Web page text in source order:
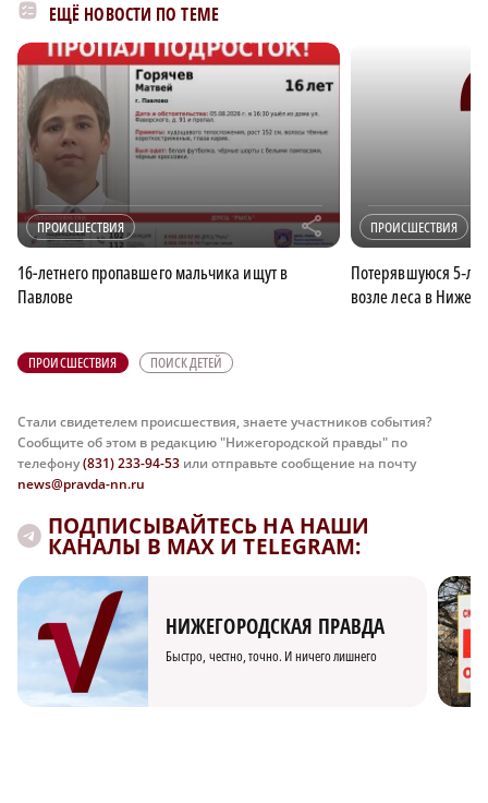
ЕЩЁ НОВОСТИ ПО ТЕМЕ
ПРОИСШЕСТВИЯ r
16-летнего пропавшего мальчика ищут в
Павлове
ПРОИСШЕСТВИЯ
Потерявшуюся
возле леса в
ПРОИСШЕСТВИЯ ПОИСК ДЕТЕЙ
Стали свидетелем происшествия, знаете участников события?
Сообщите об этом в редакцию "Нижегородской правды" по
телефону(831) 233-94-53 или отправьте сообщение на почту
news@pravda-nn.ru
ПОДПИСЫВАЙТЕСЬ НА НАШИ
КАНАЛЫ В MAX И TELEGRAM:
НИЖЕГОРОДСКАЯ ПРАВДА
Быстро, честно, точно. И ничего лишнего